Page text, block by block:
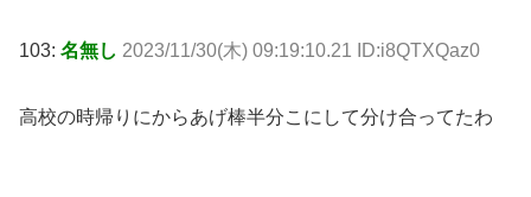
103: 名無し 2023/11/30(木) 09:19:10.21 ID:i8QTXQaz0
高校の時帰りにからあげ棒半分こにして分け合ってたわ